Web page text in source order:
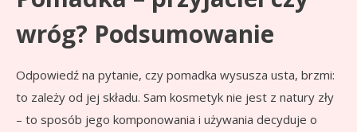
wróg? Podsumowanie
Odpowiedź na pytanie, czy pomadka wysusza usta, brzmi:
to zależy od jej składu. Sam kosmetyk nie jest z natury zły
– to sposób jego komponowania i używania decyduje o